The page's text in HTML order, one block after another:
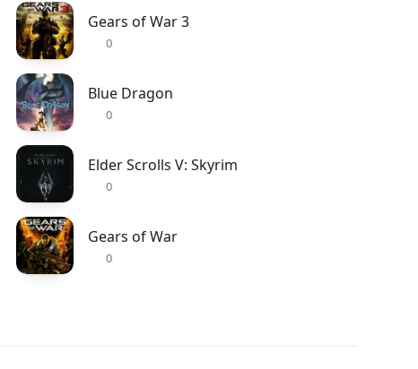
Gears of War 3
0
Blue Dragon
0
Elder Scrolls V: Skyrim
0
Gears of War
0